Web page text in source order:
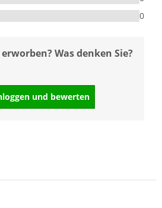
0
Was denken Sie?
und bewerten